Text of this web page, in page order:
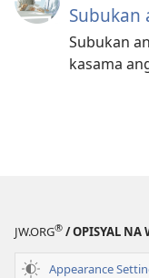
Subukan
Subukan
kasama
JW.ORG® / OPISYAL NA
Appearance